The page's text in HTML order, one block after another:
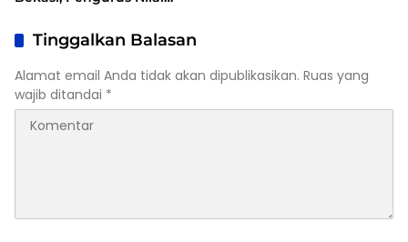
Berdasar
Tinggalkan Balasan
Alamat email Anda tidak akan dipublikasikan. Ruas yang
wajib ditandai *